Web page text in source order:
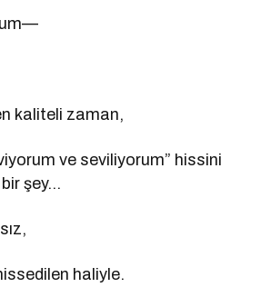
kaliteli zaman,
ve seviliyorum” hissini
şey…
haliyle.